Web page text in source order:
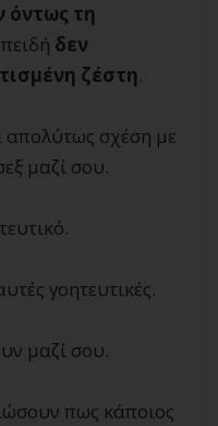
όντως τη
δεν
ζέστη.
απολύτως σχέση με
μαζί σου.
γοητευτικές.
μαζί σου.
πως κάποιος